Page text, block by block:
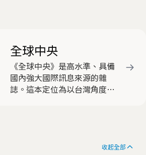
全球中央
《全球中央》是高水準、具備
國內強大國際訊息來源的雜
誌。這本定位為以台灣角度看
客觀中立，有助於豐富國人國
收起全部